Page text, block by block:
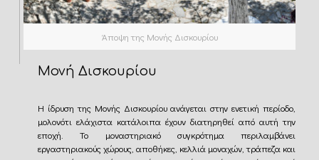
Άποψη της Μονής Δισκουρίου
Μονή Δισκουρίου
Η ίδρυση της Μονής Δισκουρίου ανάγεται στην ενετική περίοδο,
μολονότι ελάχιστα κατάλοιπα έχουν διατηρηθεί από αυτή την
εποχή. Το μοναστηριακό συγκρότημα περιλαμβάνει
εργαστηριακούς χώρους, αποθήκες, κελλιά μοναχών, τράπεζα και